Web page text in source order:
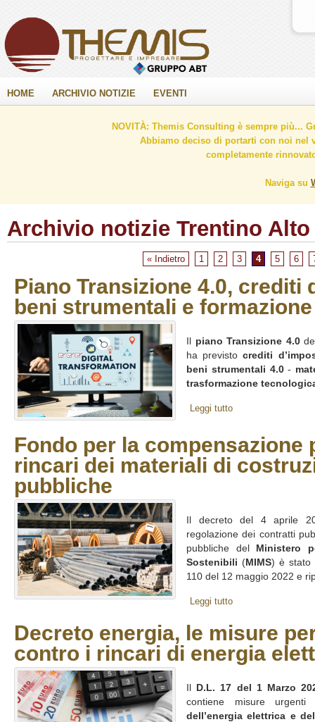
HOME ARCHIVIO NOTIZIE EVENTI
NOVITÀ: Themis Consulting è sempre più...
Abbiamo deciso di portarti con noi nel
completamente
Naviga su
Archivio notizie Trentino Alto
« Indietro 1 2 3 4 5 6
Piano Transizione 4.0, crediti
beni strumentali e formazione
piano Transizione 4.0
ha previstocrediti
beni strumentali 4.0-
trasformazione
Leggi tutto
Fondo per la compensazione
rincari dei materiali di
pubbliche
Il decreto del 4 aprile
regolazione dei contratti
pubbliche del
Ministero
Sostenibili (MIMS) è stato
110 del 12 maggio 2022 e
Leggi tutto
Decreto energia, le misure
contro i rincari di energia
D.L. 17 del 1 Marzo
contiene misure
dell’energia elettrica e